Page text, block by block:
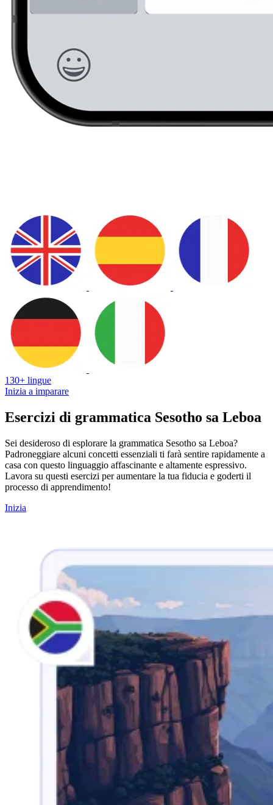
130+ lingue
Inizia a imparare
Esercizi di grammatica Sesotho sa Leboa
Sei desideroso di esplorare la grammatica Sesotho sa Leboa?
Padroneggiare alcuni concetti essenziali ti farà sentire rapidamente a
casa con questo linguaggio affascinante e altamente espressivo.
Lavora su questi esercizi per aumentare la tua fiducia e goderti il
processo di apprendimento!
Inizia